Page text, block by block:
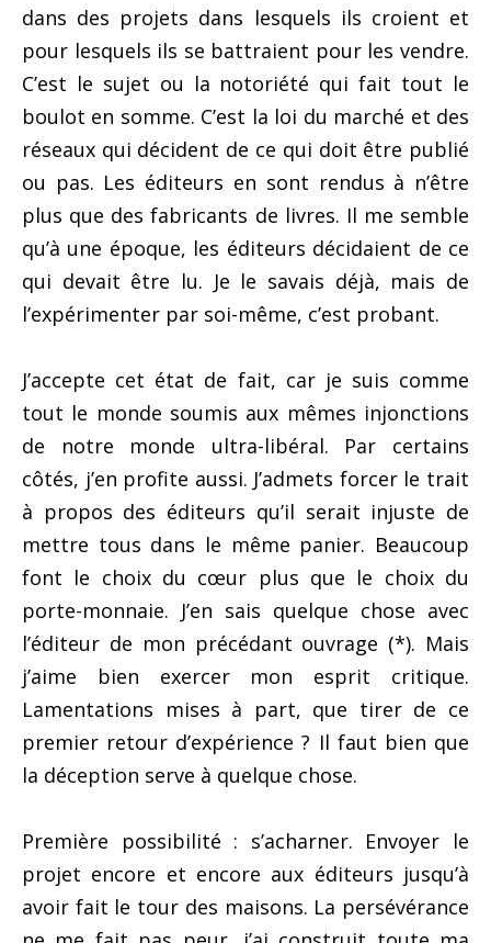
dans des projets dans lesquels ils croient et
pour lesquels ils se battraient pour les vendre.
C’est le sujet ou la notoriété qui fait tout le
boulot en somme. C’est la loi du marché et des
réseaux qui décident de ce qui doit être publié
ou pas. Les éditeurs en sont rendus à n’être
plus que des fabricants de livres. Il me semble
qu’à une époque, les éditeurs décidaient de ce
qui devait être lu. Je le savais déjà, mais de
l’expérimenter par soi-même, c’est probant.
J’accepte cet état de fait, car je suis comme
tout le monde soumis aux mêmes injonctions
de notre monde ultra-libéral. Par certains
côtés, j’en profite aussi. J’admets forcer le trait
à propos des éditeurs qu’il serait injuste de
mettre tous dans le même panier. Beaucoup
font le choix du cœur plus que le choix du
porte-monnaie. J’en sais quelque chose avec
l’éditeur de mon précédant ouvrage (*). Mais
j’aime bien exercer mon esprit critique.
Lamentations mises à part, que tirer de ce
premier retour d’expérience ? Il faut bien que
la déception serve à quelque chose.
Première possibilité : s’acharner. Envoyer le
projet encore et encore aux éditeurs jusqu’à
avoir fait le tour des maisons. La persévérance